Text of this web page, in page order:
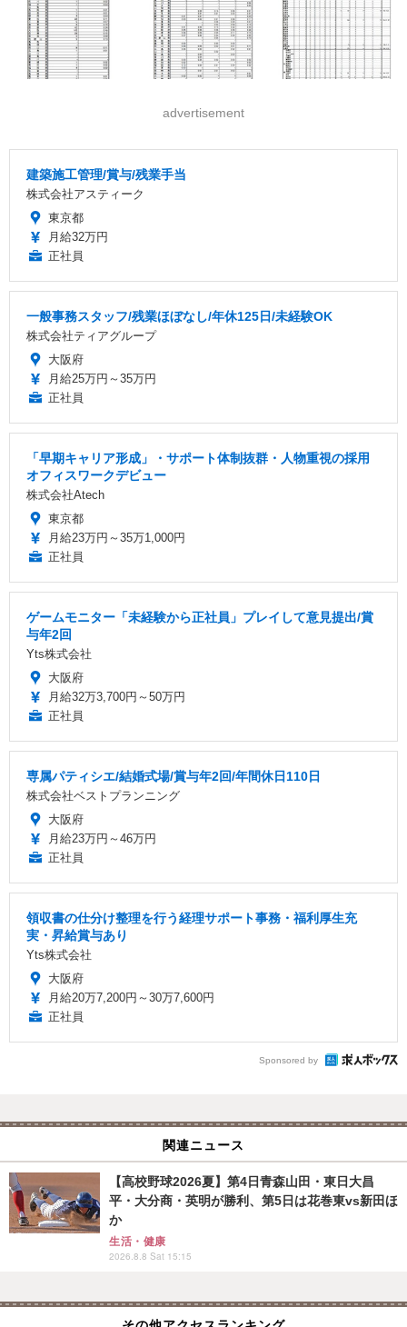
advertisement
建築施工管理/賞与/残業手当
株式会社アスティーク
東京都
月給32万円
正社員
一般事務スタッフ/残業ほぼなし/年休125日/未経験OK
株式会社ティアグループ
大阪府
月給25万円～35万円
正社員
「早期キャリア形成」・サポート体制抜群・人物重視の採用
オフィスワークデビュー
株式会社Atech
東京都
月給23万円～35万1,000円
正社員
ゲームモニター「未経験から正社員」プレイして意見提出/賞
与年2回
Yts株式会社
大阪府
月給32万3,700円～50万円
正社員
専属パティシエ/結婚式場/賞与年2回/年間休日110日
株式会社ベストプランニング
大阪府
月給23万円～46万円
正社員
領収書の仕分け整理を行う経理サポート事務・福利厚生充
実・昇給賞与あり
Yts株式会社
大阪府
月給20万7,200円～30万7,600円
正社員
Sponsored by
関連ニュース
【高校野球2026夏】第4日青森山田・東日大昌
平・大分商・英明が勝利、第5日は花巻東vs新田ほ
か
生活・健康
2026.8.8 Sat 15:15
その他アクセスランキング